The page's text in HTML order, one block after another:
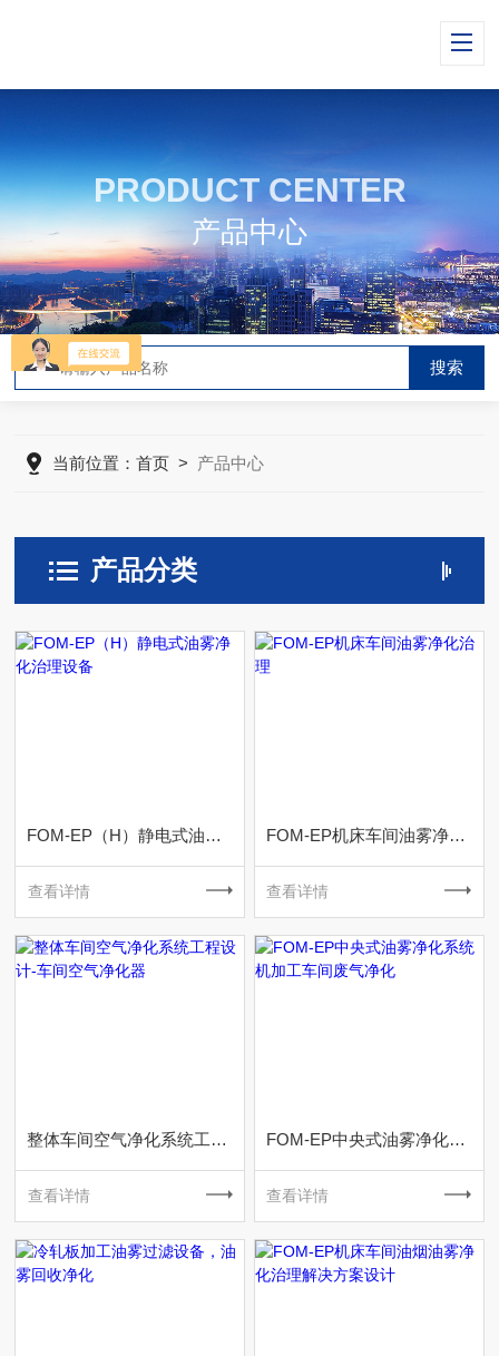
PRODUCT CENTER
产品中心
当前位置：首页 > 产品中心
产品分类
FOM-EP（H）静电式油雾净化治理设备
查看详情
FOM-EP机床车间油雾净化治理
查看详情
整体车间空气净化系统工程设计-车间空气净化器
查看详情
FOM-EP中央式油雾净化系统 机加工车间废气净化
查看详情